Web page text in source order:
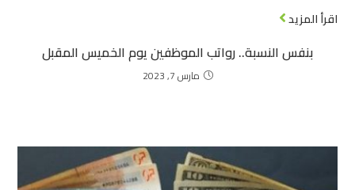
اقرأ المزيد
بنفس النسبة.. رواتب الموظفين يوم الخميس المقبل
مارس 7, 2023